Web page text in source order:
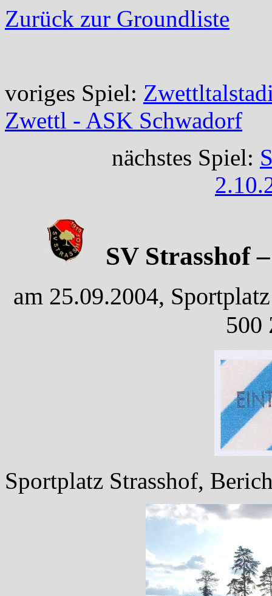
Zurück zur Groundliste
voriges Spiel:
Zwettl - ASK Schwadorf
nächstes Spiel:
SV Strasshof
am 25.09.2004,
500
Sportplatz Strasshof,